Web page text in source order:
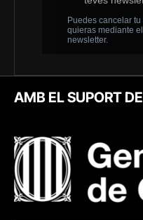
AMB EL SUPORT DE